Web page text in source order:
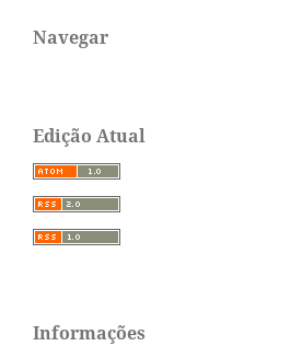
Navegar
Edição Atual
Informações